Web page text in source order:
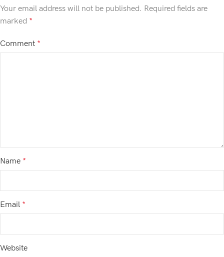
Your email address will not be published. Required fields are
marked *
Comment *
Name *
Email *
Website